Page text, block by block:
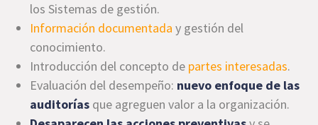
los Sistemas de gestión.
Información documentada y gestión del
conocimiento.
Introducción del concepto de partes interesadas.
Evaluación del desempeño: nuevo enfoque de las
auditorías que agreguen valor a la organización.